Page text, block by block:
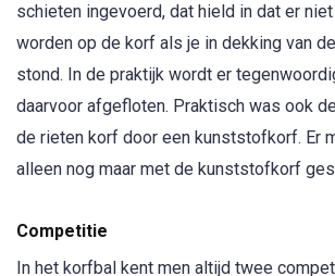
schieten ingevoerd, dat hield in dat er
worden op de korf als je in dekking van
stond. In de praktijk wordt er
daarvoor afgefloten. Praktisch was ook
de rieten korf door een kunststofkorf. Er
alleen nog maar met de kunststofkorf
Competitie
In het korfbal kent men altijd twee